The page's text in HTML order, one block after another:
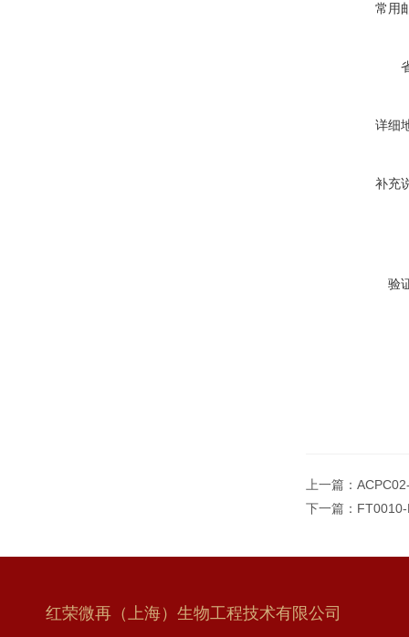
常用
详细
补充
验
上一篇：
下一篇：
红荣微再（上海）生物工程技术有限公司